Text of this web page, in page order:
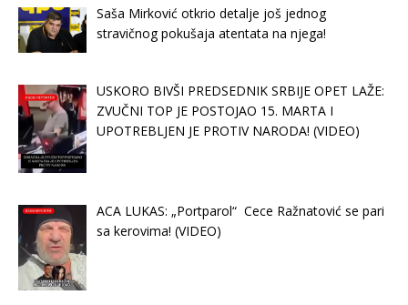
Saša Mirković otkrio detalje još jednog
stravičnog pokušaja atentata na njega!
USKORO BIVŠI PREDSEDNIK SRBIJE OPET LAŽE:
ZVUČNI TOP JE POSTOJAO 15. MARTA I
UPOTREBLJEN JE PROTIV NARODA! (VIDEO)
ACA LUKAS: „Portparol“ Cece Ražnatović se pari
sa kerovima! (VIDEO)